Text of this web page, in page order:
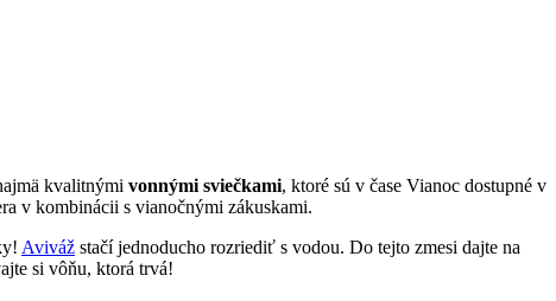
kvalitnými vonnými sviečkami, ktoré sú v čase Vianoc dostupné v
v kombinácii s vianočnými zákuskami.
Aviváž stačí jednoducho rozriediť s vodou. Do tejto zmesi dajte na
si vôňu, ktorá trvá!